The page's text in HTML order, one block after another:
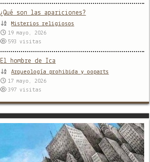
¿Qué son las apariciones?
Misterios religiosos
19 mayo, 2026
593visitas
El hombre de Ica
Arqueología prohibida y ooparts
17 mayo, 2026
397visitas